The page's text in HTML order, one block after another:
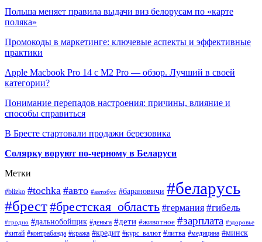
Польша меняет правила выдачи виз белорусам по «карте
поляка»
Промокоды в маркетинге: ключевые аспекты и эффективные
практики
Apple Macbook Pro 14 с M2 Pro — обзор. Лучший в своей
категории?
Понимание перепадов настроения: причины, влияние и
способы справиться
В Бресте стартовали продажи березовика
Солярку воруют по-черному в Беларуси
Метки
#blizko #tochka #авто #автобус #барановичи #беларусь
#брест#брестская_область #германия #гибель
#гродно #дальнобойщик #деньга #дети #животное #зарплата #здоровье
#китай #контрабанда #кража #кредит #курс_валют #литва #медицина #минск